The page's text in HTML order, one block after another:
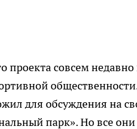
проекта совсем
для обсуждения на
парк». Но все